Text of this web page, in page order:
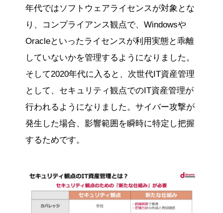
年代ではソフトウェアライセンスが対象とな
り、コンプライアンス観点で、Windowsや
Oracleといったライセンスが利用実態と乖離
していないかを管理するようになりました。
そして2020年代に入ると、次世代IT資産管理
として、セキュリティ観点でのIT資産管理が
行われるようになりました。サイバー攻撃が
発生した場合、影響範囲を瞬時に特定し把握
するためです。